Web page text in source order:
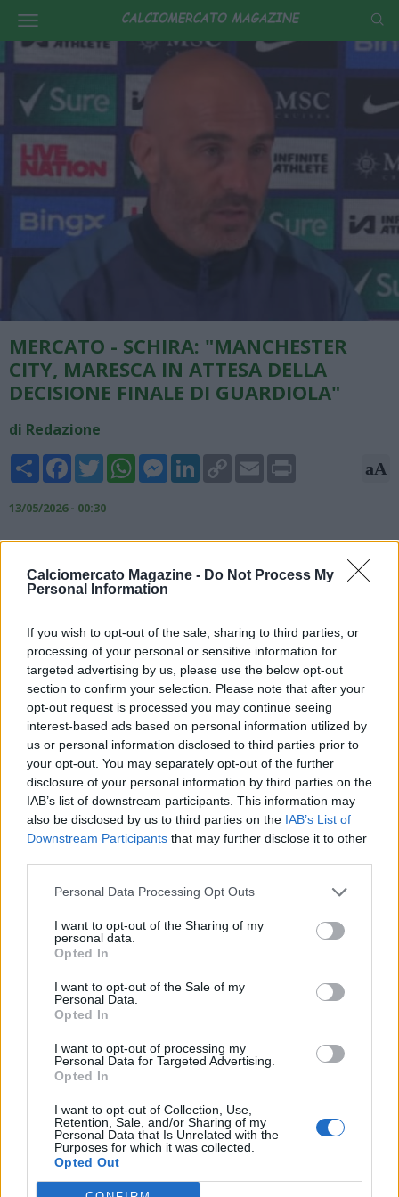
Calciomercato Magazine - Do Not Process My
Personal Information
If you wish to opt-out of the sale, sharing to third parties, or
processing of your personal or sensitive information for
targeted advertising by us, please use the below opt-out
section to confirm your selection. Please note that after your
opt-out request is processed you may continue seeing
interest-based ads based on personal information utilized by
us or personal information disclosed to third parties prior to
your opt-out. You may separately opt-out of the further
disclosure of your personal information by third parties on the
IAB’s list of downstream participants. This information may
also be disclosed by us to third parties on the IAB’s List of
Downstream Participants that may further disclose it to other
Personal Data Processing Opt Outs
I want to opt-out of the Sharing of my
personal data.
Opted In
I want to opt-out of the Sale of my
Personal Data.
Opted In
I want to opt-out of processing my
Personal Data for Targeted Advertising.
Opted In
I want to opt-out of Collection, Use,
Retention, Sale, and/or Sharing of my
Personal Data that Is Unrelated with the
Purposes for which it was collected.
Opted Out
MERCATO - SCHIRA: "MANCHESTER
CITY, MARESCA IN ATTESA DELLA
DECISIONE FINALE DI GUARDIOLA"
di Redazione
Share FacebookTwitterWhatsAppMessengerLinkedInCopy
Link
Email aA
13/05/2026 - 00:30
Nicolò Schira, esperto di mercato, rivela su X: "Enzo Maresca
è ancora in attesa della decisione finale di Pep Guardiola. Se
Guardiola dovesse lasciare il Manchester City a fine stagione,
Enzo#Maresca is still waiting for Pep#Guardiola’s final
decision. If Guardiola leaves#ManchesterCityat the end of
the season, Maresca will be the replacement on#MCFC
bench.#transfers https://t.co/ryDTXnUkBw
— Nicolò Schira (@NicoSchira)May 12, 2026
VAI ALLA VERSIONE CLASSICA
Il materiale (testo, foto e video) consultabile in questo portale è di nostra proprietà.
Alcune foto (screenshot) ed articoli presenti su "Calciomercato Magazine" sono in parte
giunti da internet, in quanto arrivati alla nostra attenzione attraverso regolari
comunicati stampa con immagini e testi allegati ed autorizzati alla pubblicazione, e
quindi valutati di pubblico dominio. Se i soggetti o gli autori avessero qualcosa in
contrario alla pubblicazione, non avranno che da segnalarlo alla redazione (indirizzo